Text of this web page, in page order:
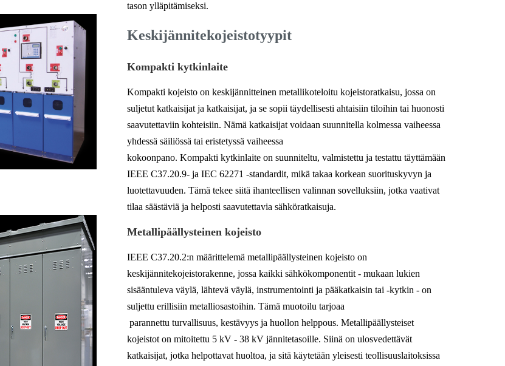
tason ylläpitämiseksi.
Keskijännitekojeistotyypit
Kompakti kytkinlaite
Kompakti kojeisto on keskijännitteinen metallikoteloitu kojeistoratkaisu, jossa on
suljetut katkaisijat ja katkaisijat, ja se sopii täydellisesti ahtaisiin tiloihin tai huonosti
saavutettaviin kohteisiin. Nämä katkaisijat voidaan suunnitella kolmessa vaiheessa
yhdessä säiliössä tai eristetyssä vaiheessa
kokoonpano. Kompakti kytkinlaite on suunniteltu, valmistettu ja testattu täyttämään
IEEE C37.20.9- ja IEC 62271 -standardit, mikä takaa korkean suorituskyvyn ja
luotettavuuden. Tämä tekee siitä ihanteellisen valinnan sovelluksiin, jotka vaativat
tilaa säästäviä ja helposti saavutettavia sähköratkaisuja.
Metallipäällysteinen kojeisto
IEEE C37.20.2:n määrittelemä metallipäällysteinen kojeisto on
keskijännitekojeistorakenne, jossa kaikki sähkökomponentit - mukaan lukien
sisääntuleva väylä, lähtevä väylä, instrumentointi ja pääkatkaisin tai -kytkin - on
suljettu erillisiin metalliosastoihin. Tämä muotoilu tarjoaa
parannettu turvallisuus, kestävyys ja huollon helppous. Metallipäällysteiset
kojeistot on mitoitettu 5 kV - 38 kV jännitetasoille. Siinä on ulosvedettävät
katkaisijat, jotka helpottavat huoltoa, ja sitä käytetään yleisesti teollisuuslaitoksissa